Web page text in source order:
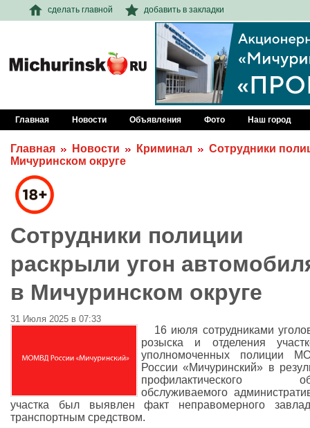
сделать главной добавить в закладки
Главная Новости Объявления Фото Наш город
Главная Новости Криминал
Сотрудники
Мичуринском округе
Сотрудники полиции
раскрыли угон
в Мичуринском округе
31 Июля 2025 в 07:33
16 июля сотрудниками
розыска и отделения
уполномоченных полиции
России «Мичуринский» в
профилактического
обслуживаемого
участка был выявлен факт неправомерного
транспортным средством.